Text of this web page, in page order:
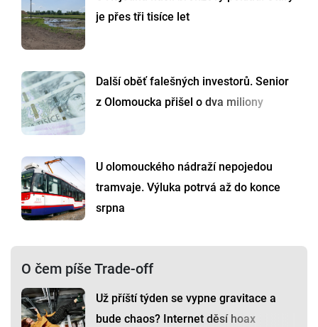
je přes tři tisíce let
Další oběť falešných investorů. Senior
z Olomoucka přišel o dva miliony
U olomouckého nádraží nepojedou
tramvaje. Výluka potrvá až do konce
srpna
O čem píše Trade-off
Už příští týden se vypne gravitace a
bude chaos? Internet děsí hoax